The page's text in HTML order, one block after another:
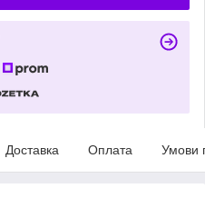
Доставка Оплата Умови